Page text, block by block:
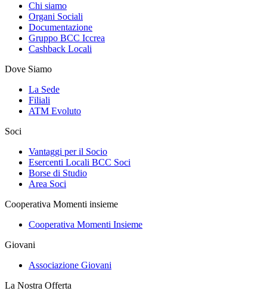
Chi siamo
Organi Sociali
Documentazione
Gruppo BCC Iccrea
Cashback Locali
Dove Siamo
La Sede
Filiali
ATM Evoluto
Soci
Vantaggi per il Socio
Esercenti Locali BCC Soci
Borse di Studio
Area Soci
Cooperativa Momenti insieme
Cooperativa Momenti Insieme
Giovani
Associazione Giovani
La Nostra Offerta